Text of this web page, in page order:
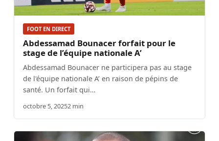
FOOT EN DIRECT
Abdessamad Bounacer forfait pour le
stage de l’équipe nationale A’
Abdessamad Bounacer ne participera pas au stage
de l'équipe nationale A’ en raison de pépins de
santé. Un forfait qui…
octobre 5, 20252 min